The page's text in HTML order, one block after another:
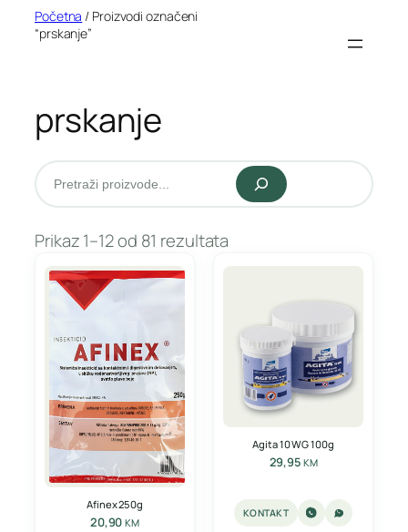
Početna / Proizvodi označeni
“prskanje”
prskanje
Pretraži
Prikaz 1–12 od 81 rezultata
Afinex 250g
20,90KM
Agita 10 WG 100g
29,95 KM
KONTAKT